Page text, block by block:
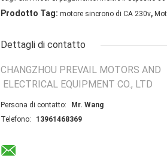
Prodotto Tag: motore sincrono di CA 230v,
Dettagli di contatto
CHANGZHOU PREVAIL MOTORS AND
ELECTRICAL EQUIPMENT CO., LTD
Persona di contatto:
Mr. Wang
Telefono:
13961468369